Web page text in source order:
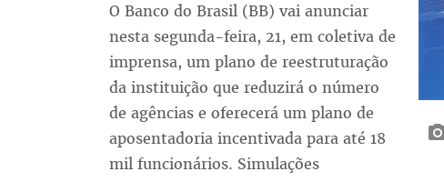
O Banco do Brasil (BB) vai anunciar
nesta segunda-feira, 21, em coletiva de
imprensa, um plano de reestruturação
da instituição que reduzirá o número
de agências e oferecerá um plano de
aposentadoria incentivada para até 18
mil funcionários. Simulações